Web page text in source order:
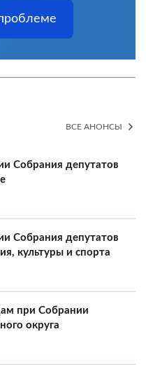
ВСЕ АНОНСЫ
Собрания депутатов
Собрания депутатов
культуры и спорта
при Собрании
округа